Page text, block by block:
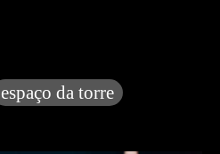
espaço da torre